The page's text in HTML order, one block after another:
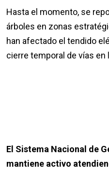
Hasta el momento, se
árboles en zonas
han afectado el tendido
cierre temporal de vías en
El Sistema Nacional de
mantiene activo